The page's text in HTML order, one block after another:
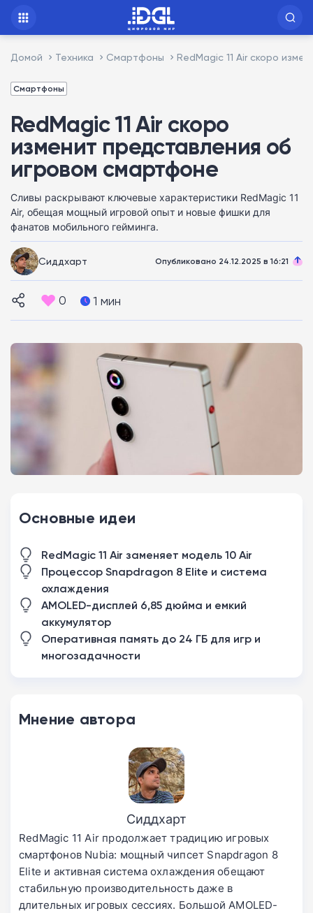
Домой Техника Смартфоны RedMagic 11 Air скоро
Смартфоны
RedMagic 11 Air скоро
изменит представления об
игровом смартфоне
Сливы раскрывают ключевые характеристики RedMagic 11
Air, обещая мощный игровой опыт и новые фишки для
фанатов мобильного гейминга.
Сиддхарт Опубликовано 24.12.2025 в 16:21
0 1 мин
Основные идеи
RedMagic 11 Air заменяет модель 10 Air
Процессор Snapdragon 8 Elite и система
охлаждения
AMOLED-дисплей 6,85 дюйма и емкий
аккумулятор
Оперативная память до 24 ГБ для игр и
многозадачности
Мнение автора
Сиддхарт
RedMagic 11 Air продолжает традицию игровых
смартфонов Nubia: мощный чипсет Snapdragon 8
Elite и активная система охлаждения обещают
стабильную производительность даже в
длительных игровых сессиях. Большой AMOLED-